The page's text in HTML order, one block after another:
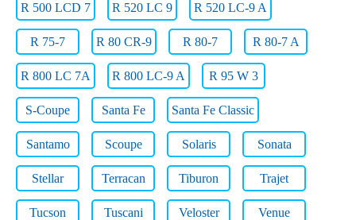
R 500 LCD 7 R 520 LC 9 R 520 LC-9 A
R 75-7 R 80 CR-9 R 80-7 R 80-7 A
R 800 LC 7A R 800 LC-9 A R 95 W 3
S-Coupe Santa Fe Santa Fe Classic
Santamo Scoupe Solaris Sonata
Stellar Terracan Tiburon Trajet
Tucson Tuscani Veloster Venue